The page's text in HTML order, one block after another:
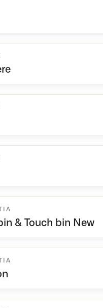
& Touch bin New